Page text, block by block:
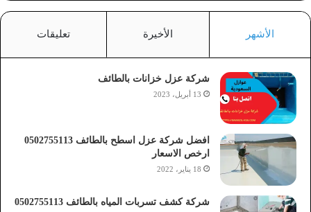
الأشهر الأخيرة تعليقات
شركة عزل خزانات بالطائف
13 أبريل، 2023
افضل شركة عزل اسطح بالطائف 0502755113
ارخص الاسعار
18 يناير، 2022
شركة كشف تسربات المياه بالطائف 0502755113